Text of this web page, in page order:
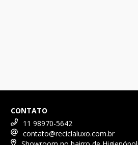
CONTATO
11 98970-5642
contato@reciclaluxo.com.br